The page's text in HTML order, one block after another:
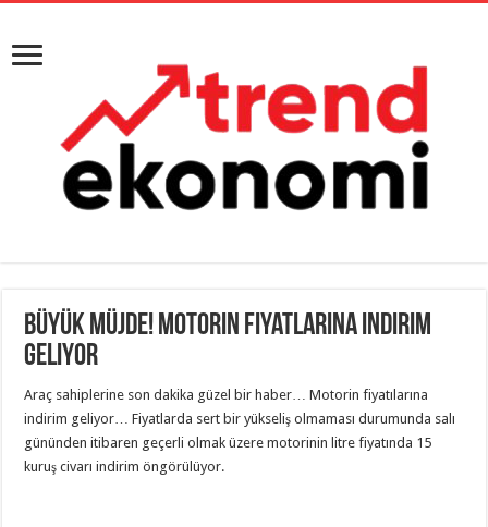
Büyük müjde! Motorin fiyatlarına indirim
geliyor
Araç sahiplerine son dakika güzel bir haber… Motorin fiyatılarına
indirim geliyor… Fiyatlarda sert bir yükseliş olmaması durumunda salı
gününden itibaren geçerli olmak üzere motorinin litre fiyatında 15
kuruş civarı indirim öngörülüyor.